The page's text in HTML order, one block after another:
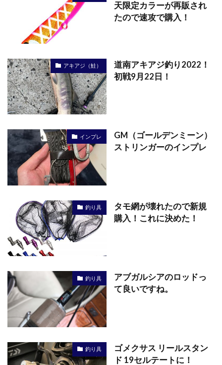
天限定カラーが再販され
たので速攻で購入！
アキアジ（鮭）
道南アキアジ釣り2022！
初戦9月22日！
インプレ
GM（ゴールデンミーン）
ストリンガーのインプレ
釣り具
タモ網が壊れたので新規
購入！これに決めた！
釣り具
アブガルシアのロッドっ
て良いですね。
釣り具
ゴメクサス リールスタン
ド 19セルテートに！